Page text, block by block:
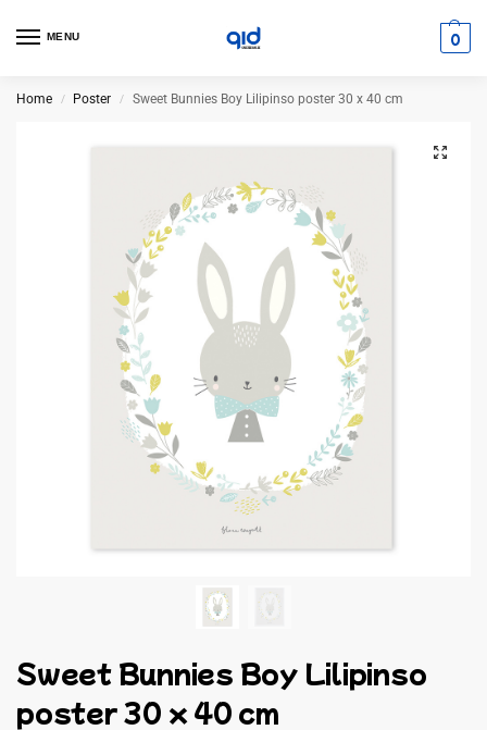
MENU 0
Home / Poster / Sweet Bunnies Boy Lilipinso poster 30 x 40 cm
Sweet Bunnies Boy Lilipinso
poster 30 x 40 cm